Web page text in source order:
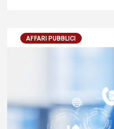
AFFARI PUBBLICI